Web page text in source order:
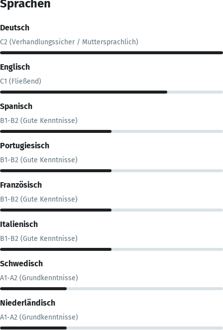
Sprachen
Deutsch
C2 (Verhandlungssicher / Muttersprachlich)
Englisch
C1 (Fließend)
Spanisch
B1-B2 (Gute Kenntnisse)
Portugiesisch
B1-B2 (Gute Kenntnisse)
Französisch
B1-B2 (Gute Kenntnisse)
Italienisch
B1-B2 (Gute Kenntnisse)
Schwedisch
A1-A2 (Grundkenntnisse)
Niederländisch
A1-A2 (Grundkenntnisse)